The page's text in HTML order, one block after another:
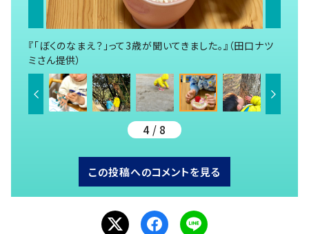
『「ぼくのなまえ？」って3歳が聞いてきました。』（田口ナツ
ミさん提供）
4 / 8
この投稿へのコメントを見る